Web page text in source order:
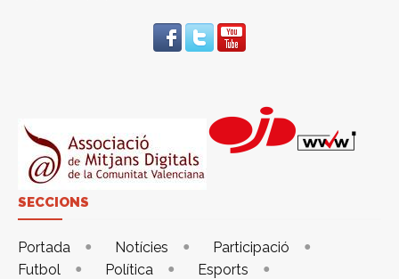
SECCIONS
Portada Notícies
Participació
Futbol
Política
Esports